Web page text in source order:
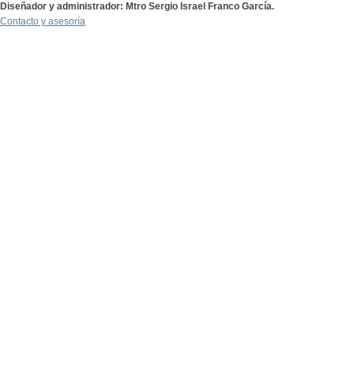
Diseñador y administrador: Mtro Sergio Israel Franco García.
Contacto y asesoría